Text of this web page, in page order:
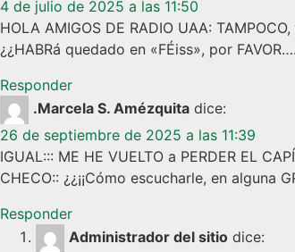
4 de julio de 2025 a las 11:50
HOLA AMIGOS DE RADIO UAA:
¿¿HABRá quedado en «FÉiss», por
Responder
.Marcela S. Amézquita dice:
26 de septiembre de 2025 a las 11:39
IGUAL::: ME HE VUELTO a PERDER EL
CHECO:: ¿¿¡¡Cómo escucharle, en alguna
Responder
Administrador del sitio dice: